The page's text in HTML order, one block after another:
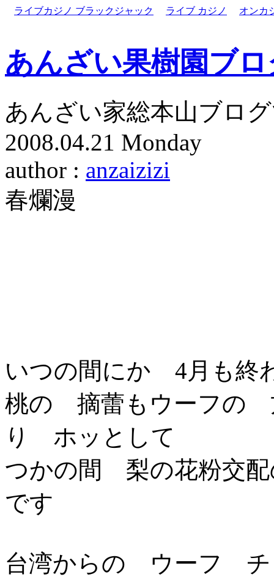
ライブカジノ ブラックジャック ライブ カジノ オンカ
あんざい果樹園ブ
あんざい家総本山ブロ
2008.04.21 Monday
author : anzaizizi
春爛漫
いつの間にか 4月も終
桃の 摘蕾もウーフの
り ホッとして
つかの間 梨の花粉交
です
台湾からの ウーフ